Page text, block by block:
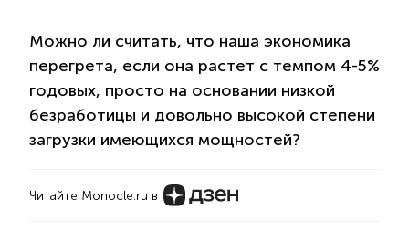
Можно ли считать, что наша экономика
перегрета, если она растет с темпом 4-5%
годовых, просто на основании низкой
безработицы и довольно высокой степени
загрузки имеющихся мощностей?
Читайте Monocle.ru в